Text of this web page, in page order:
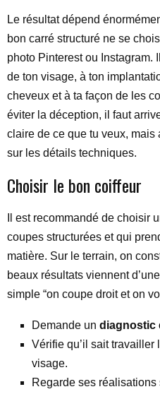
Le résultat dépend
bon carré structuré ne se
photo Pinterest ou Instagram.
de ton visage, à ton
cheveux et à ta façon de les
éviter la déception, il faut
claire de ce que tu veux,
sur les détails techniques.
Choisir le bon coiffeur
Il est recommandé de choisir
coupes structurées et qui
matière. Sur le terrain, on
beaux résultats viennent
simple “on coupe droit et on
Demande un diagnostic
Vérifie qu’il sait
visage.
Regarde ses